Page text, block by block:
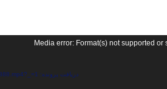
Media error: Format(s) not supported or
دریافت پرونده: https://ecofact.ir/wp-content/uploads/2021/10/Vid20211027141538888.mp4?_=1